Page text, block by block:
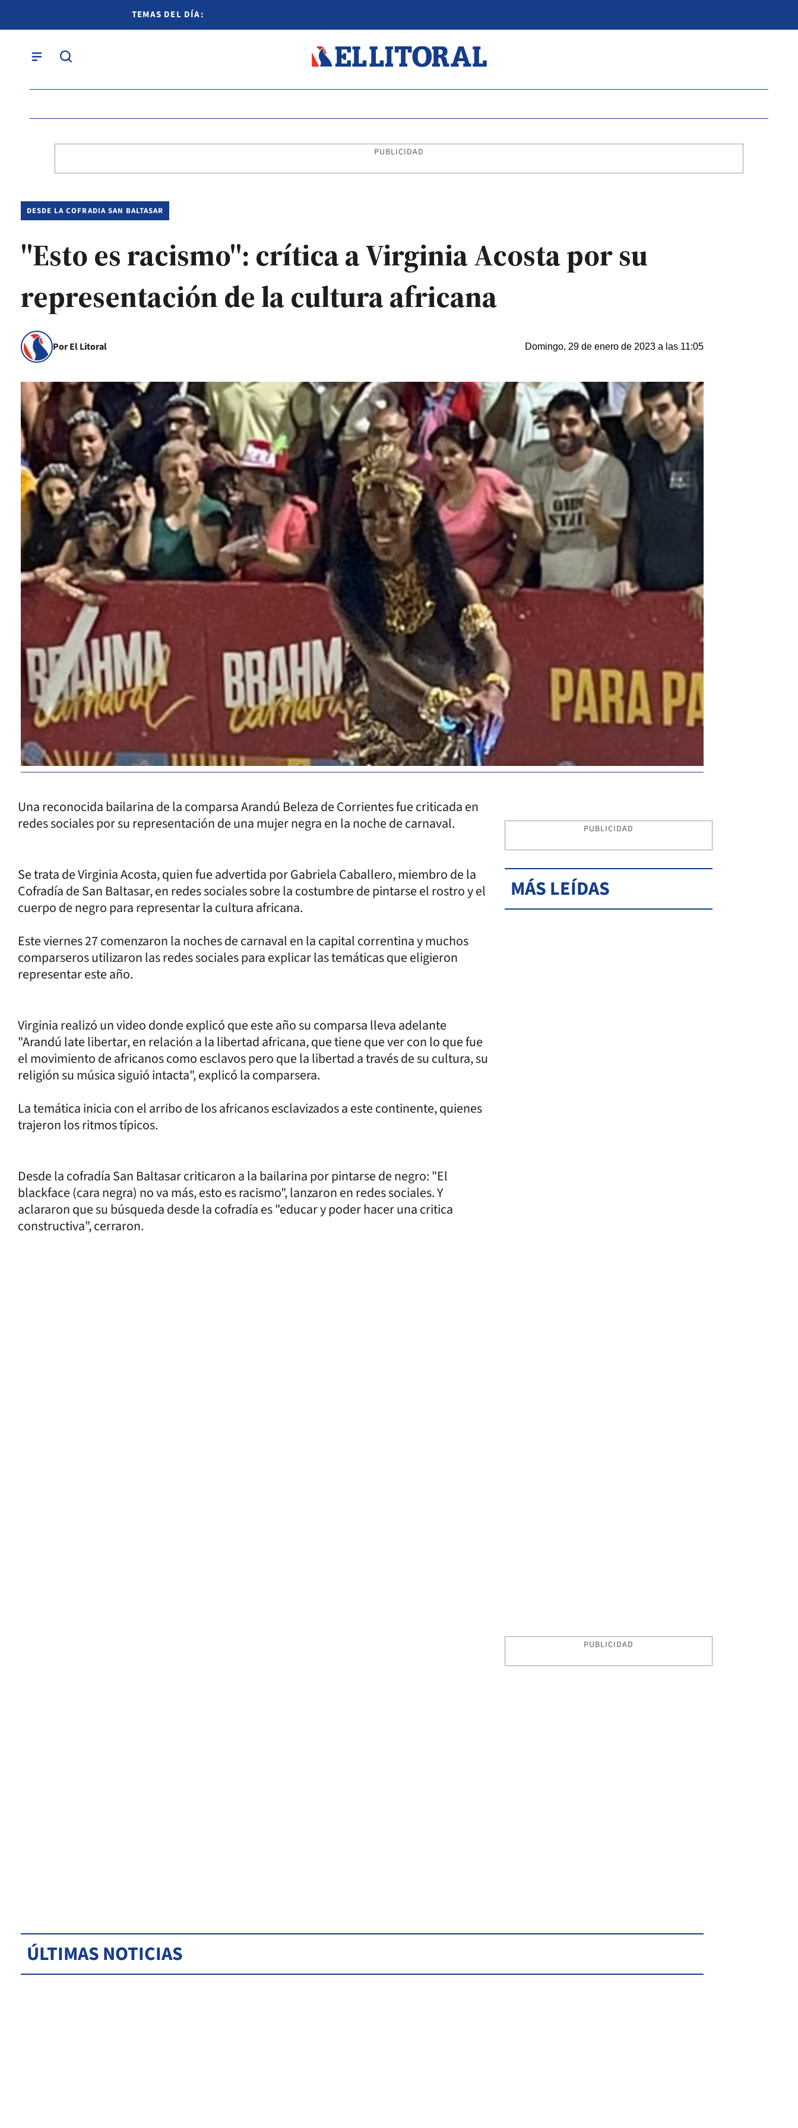
TEMAS DEL DÍA:
PUBLICIDAD
DESDE LA COFRADIA SAN BALTASAR
"Esto es racismo": crítica a Virginia Acosta por su
representación de la cultura africana
Por El Litoral Domingo, 29 de enero de 2023 a las 11:05
Una reconocida bailarina de la comparsa Arandú Beleza de Corrientes fue criticada en
redes sociales por su representación de una mujer negra en la noche de carnaval.
Se trata de Virginia Acosta, quien fue advertida por Gabriela Caballero, miembro de la
Cofradía de San Baltasar, en redes sociales sobre la costumbre de pintarse el rostro y el
cuerpo de negro para representar la cultura africana.
Este viernes 27 comenzaron la noches de carnaval en la capital correntina y muchos
comparseros utilizaron las redes sociales para explicar las temáticas que eligieron
representar este año.
Virginia realizó un video donde explicó que este año su comparsa lleva adelante
"Arandú late libertar, en relación a la libertad africana, que tiene que ver con lo que fue
el movimiento de africanos como esclavos pero que la libertad a través de su cultura, su
religión su música siguió intacta", explicó la comparsera.
La temática inicia con el arribo de los africanos esclavizados a este continente, quienes
trajeron los ritmos típicos.
Desde la cofradía San Baltasar criticaron a la bailarina por pintarse de negro: "El
blackface (cara negra) no va más, esto es racismo", lanzaron en redes sociales. Y
aclararon que su búsqueda desde la cofradía es "educar y poder hacer una critica
constructiva", cerraron.
PUBLICIDAD
MÁS LEÍDAS
PUBLICIDAD
ÚLTIMAS NOTICIAS